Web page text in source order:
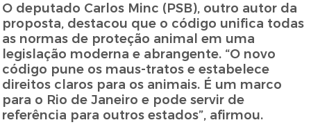
O deputado Carlos Minc (PSB), outro autor da
proposta, destacou que o código unifica todas
as normas de proteção animal em uma
legislação moderna e abrangente. “O novo
código pune os maus-tratos e estabelece
direitos claros para os animais. É um marco
para o Rio de Janeiro e pode servir de
referência para outros estados”, afirmou.